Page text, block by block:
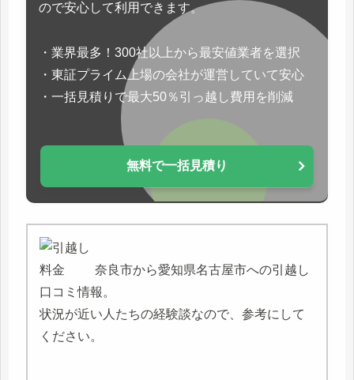
ので安心して利用できます。
・業界最多！300社以上から最安値業者を選択
・東証プライム上場の会社が運営していて安心
・一括見積りで最大50％引っ越し費用を削減
無料で一括見積り
奈良市から愛知県名古屋市への引越し
口コミ情報。
状況が近い人たちの経験談なので、参考にして
ください。